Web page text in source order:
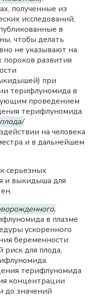
полученные из
исследований,
в
чтобы делать
не указывают на
развития
при
терифлуномида в
проведением
терифлуномида
на человека
и в дальнейшем
серьезных
и выкидыша для
в плазме
ускоренного
беременности
для плода,
терифлуномида
концентрации
до значений